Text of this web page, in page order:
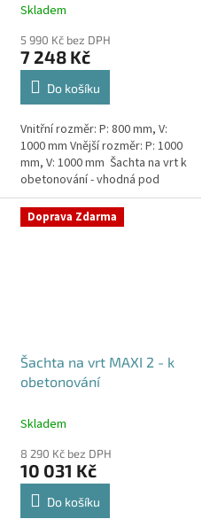
Skladem
5 990 Kč bez DPH
7 248 Kč
Do košíku
Vnitřní rozměr: P: 800 mm, V:
1000 mm Vnější rozměr: P: 1000
mm, V: 1000 mm Šachta na vrt k
obetonování - vhodná pod
parkovací stání, komunikace
nebo do míst vyšším...
Doprava Zdarma
Šachta na vrt MAXI 2 - k
obetonování
Skladem
8 290 Kč bez DPH
10 031 Kč
Do košíku